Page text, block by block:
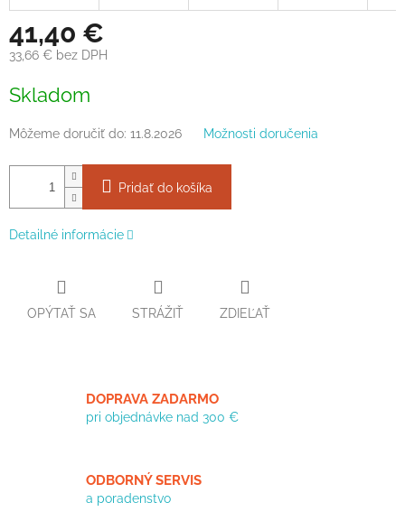
41,40 €
33,66 € bez DPH
cena:
Skladom
Môžeme doručiť do: 11.8.2026 Možnosti doručenia
Pridať do košíka
Detailné informácie
OPÝTAŤ SA STRÁŽIŤ ZDIEĽAŤ
DOPRAVA ZADARMO
pri objednávke nad 300 €
ODBORNÝ SERVIS
a poradenstvo